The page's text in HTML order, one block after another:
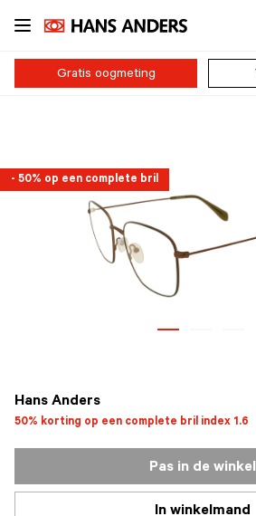
Ga
naar
inhoud
Gratis oogmeting
- 50% op een complete bril
Hans Anders
50% korting op een complete bril index 1.6
Pas in de winkel
In winkelmand